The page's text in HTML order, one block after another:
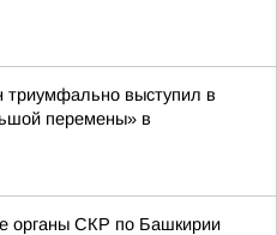
триумфально выступил в
перемены» в
органы СКР по Башкирии